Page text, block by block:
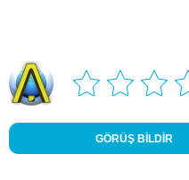
GÖRÜŞ BILDIR